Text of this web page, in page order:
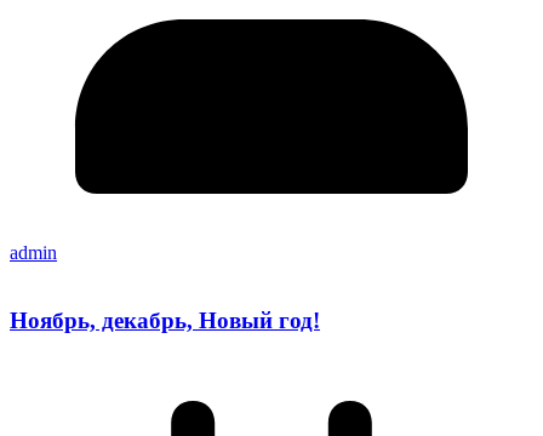
admin
Ноябрь, декабрь, Новый год!